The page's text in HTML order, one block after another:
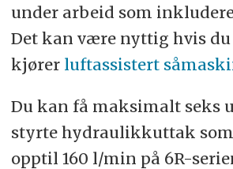
under arbeid som
Det kan være nyttig hvis
kjører luftassistert
Du kan få maksimalt seks
styrte hydraulikkuttak
opptil 160 l/min på 6R-